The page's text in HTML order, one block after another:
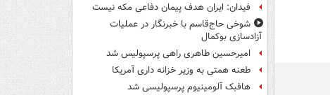
فیدان: ایران هدف پیمان دفاعی مکه نیست
شوخی حاج‌قاسم با خبرنگار در عملیات
آزادسازی بوکمال
امیرحسین طاهری راهی پرسپولیس شد
طعنه همتی به وزیر خزانه داری آمریکا
هافبک آلومینیوم پرسپولیسی شد